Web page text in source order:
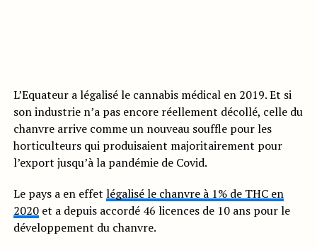
L’Equateur a légalisé le cannabis médical en 2019. Et si
son industrie n’a pas encore réellement décollé, celle du
chanvre arrive comme un nouveau souffle pour les
horticulteurs qui produisaient majoritairement pour
l’export jusqu’à la pandémie de Covid.
Le pays a en effet légalisé le chanvre à 1% de THC en
2020et a depuis accordé 46 licences de 10 ans pour le
développement du chanvre.